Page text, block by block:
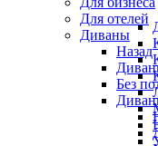
Для отелей
Диваны
Назад
Без